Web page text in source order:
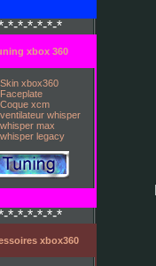
*-*-*-*-*-*
xbox 360
Skin xbox360
Faceplate
Coque xcm
ventilateur whisper
whisper max
whisper legacy
*-*-*-*-*-*
xbox360